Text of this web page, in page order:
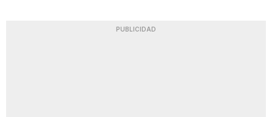
PUBLICIDAD